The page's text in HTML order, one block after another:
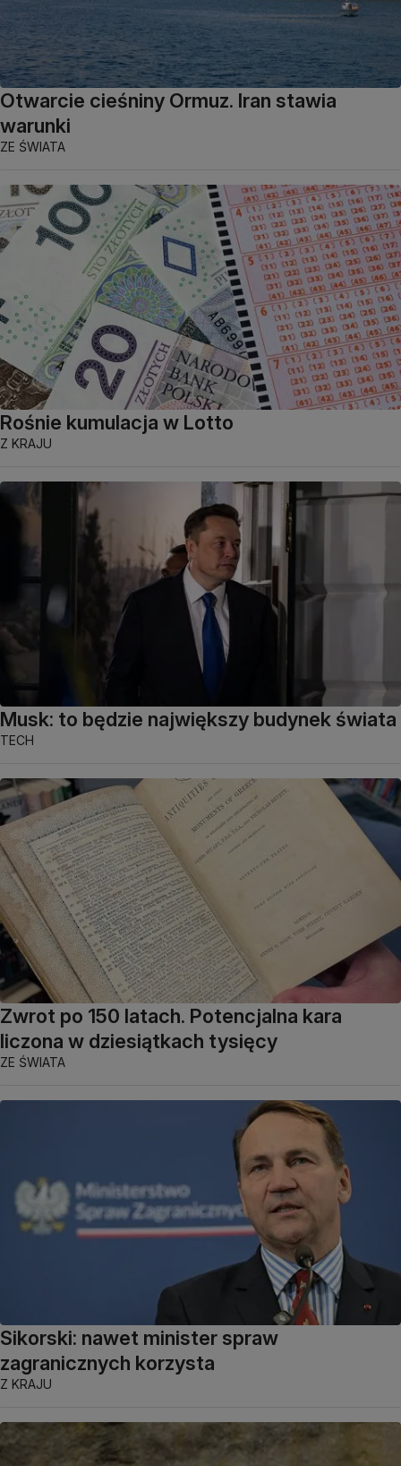
Otwarcie cieśniny Ormuz. Iran stawia
warunki
ZE ŚWIATA
Rośnie kumulacja w Lotto
Z KRAJU
Musk: to będzie największy budynek świata
TECH
Zwrot po 150 latach. Potencjalna kara
liczona w dziesiątkach tysięcy
ZE ŚWIATA
Sikorski: nawet minister spraw
zagranicznych korzysta
Z KRAJU